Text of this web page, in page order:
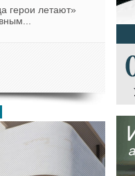
герои летают»